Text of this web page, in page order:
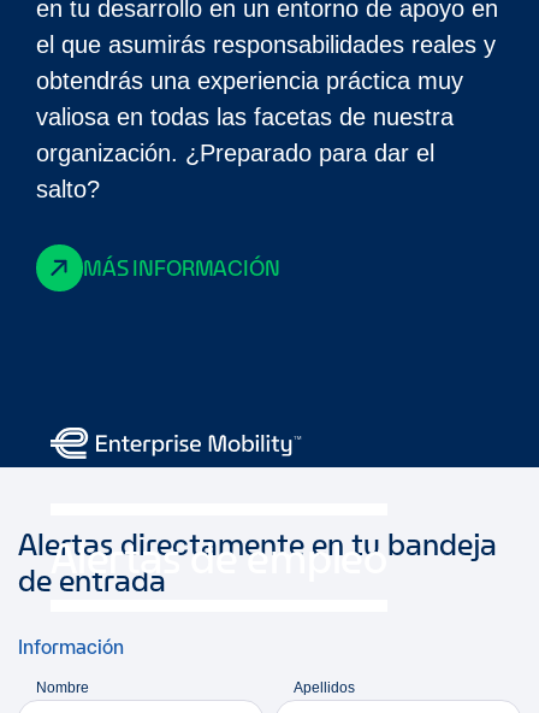
en tu desarrollo en un entorno de apoyo en
el que asumirás responsabilidades reales y
obtendrás una experiencia práctica muy
valiosa en todas las facetas de nuestra
organización. ¿Preparado para dar el
salto?
MÁS INFORMACIÓN
Alertas de empleo
Alertas directamente en tu bandeja
de entrada
Información
Nombre Apellidos